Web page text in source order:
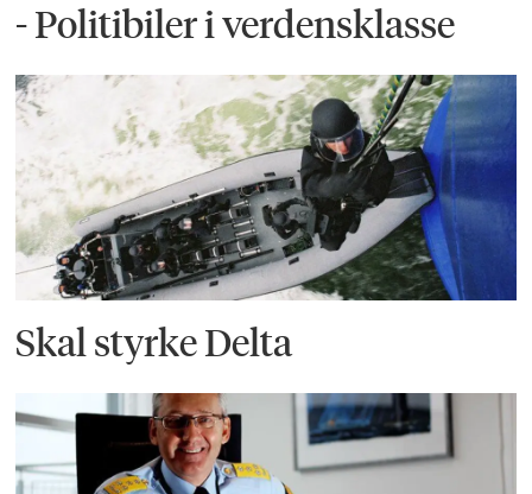
- Politibiler i verdensklasse
Skal styrke Delta